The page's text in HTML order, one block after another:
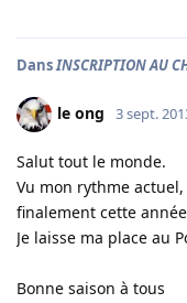
DansINSCRIPTION AU
le ong 3 sept.
Salut tout le monde.
Vu mon rythme
finalement cette
Je laisse ma place au
Bonne saison à tous